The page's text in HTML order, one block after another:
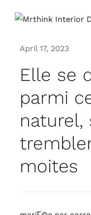
April 17, 2023
Elle se
parmi
naturel,
moites